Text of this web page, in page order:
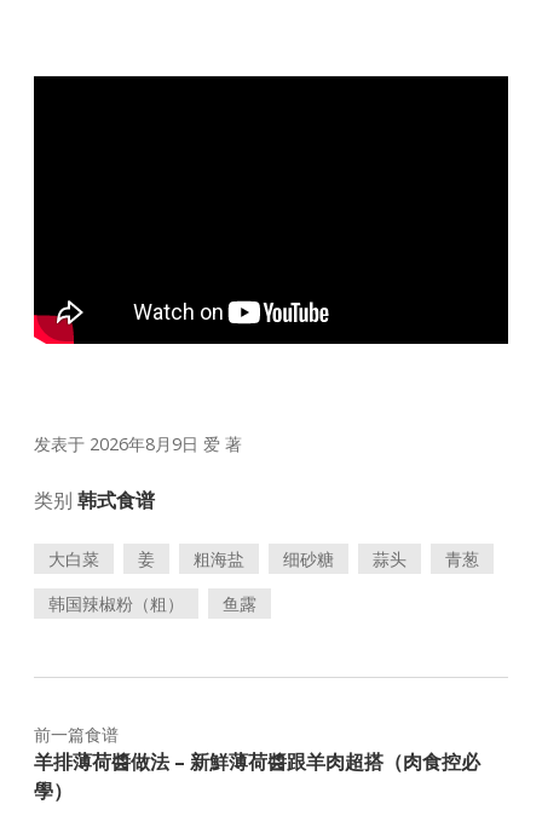
发表于 2026年8月9日 爱 著
类别 韩式食谱
大白菜 姜 粗海盐 细砂糖 蒜头
青葱
韩国辣椒粉（粗）
鱼露
前一篇食谱
羊排薄荷醬做法 – 新鮮薄荷醬跟羊肉超搭（肉食控必
學）